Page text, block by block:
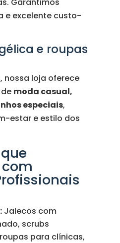
e excelente custo-
e roupas
nossa loja oferece
moda casual,
especiais,
estar e estilo dos
Jalecos com
scrubs
para clínicas,